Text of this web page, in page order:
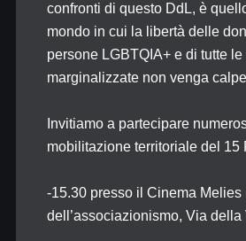
confronti di questo DdL, è
mondo in cui la libertà delle
persone LGBTQIA+ e di tutte
marginalizzate non venga
Invitiamo a partecipare
mobilitazione territoriale del 15
-15.30 presso il Cinema Melies
dell’associazionismo, Via della